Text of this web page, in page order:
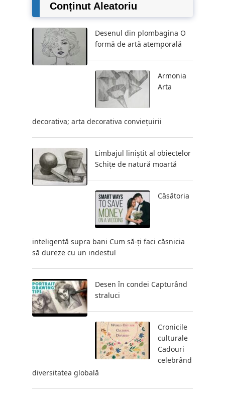
Conținut Aleatoriu
Desenul din plombagina O
formă de artă atemporală
Armonia
Arta
decorativa; arta decorativa conviețuirii
Limbajul liniștit al obiectelor
Schițe de natură moartă
Căsătoria
inteligentă supra bani Cum să-ți faci căsnicia
să dureze cu un indestul
Desen în condei Capturând
straluci
Cronicile
culturale
Cadouri
celebrând
diversitatea globală